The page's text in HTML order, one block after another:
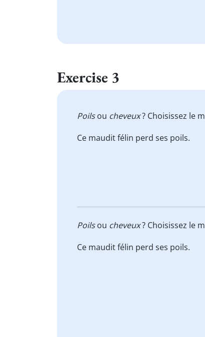
Exercise 3
Poilsou cheveux? Choisissez le
Ce maudit félin perd ses poils.
Poilsou cheveux? Choisissez le
Ce maudit félin perd ses poils.